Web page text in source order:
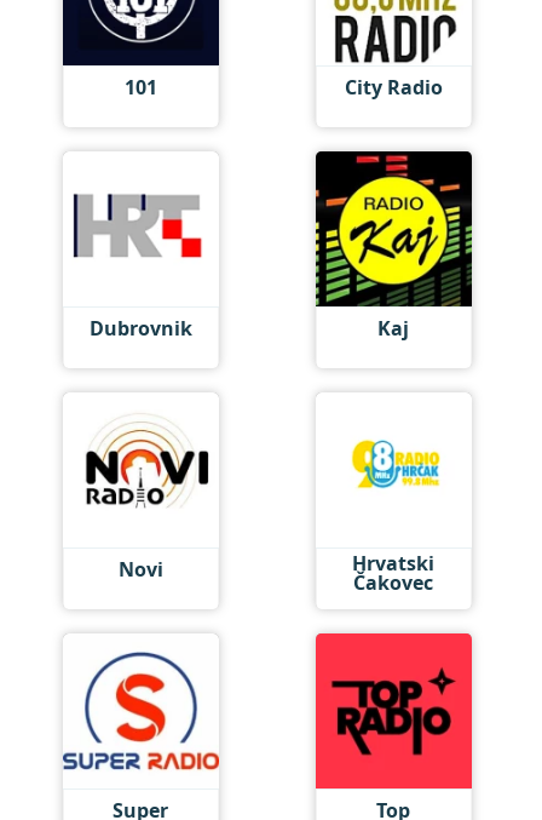
101 City Radio
Dubrovnik Kaj
Novi Hrvatski
Čakovec
Super Top